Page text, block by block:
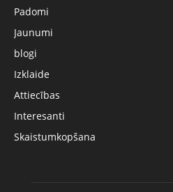
Padomi
Jaunumi
blogi
Izklaide
Attiecības
Interesanti
Skaistumkopšana